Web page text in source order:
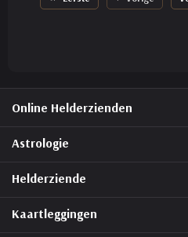
Online Helderzienden
Astrologie
Helderziende
Kaartleggingen